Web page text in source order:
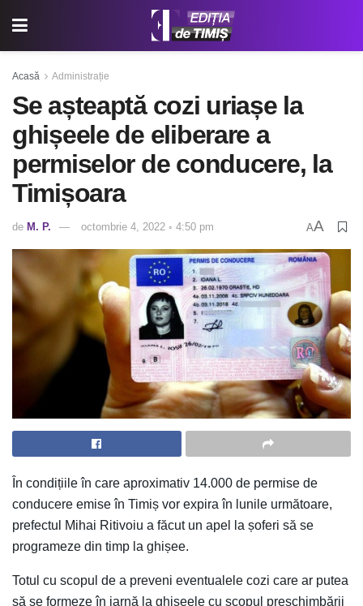
Acasă Administrație
Se așteaptă cozi uriașe la
ghișeele de eliberare a
permiselor de conducere, la
Timișoara
de M. P. octombrie 4, 2022 ◦ 4:50 pm AA
În condițiile în care aproximativ 14.000 de permise de
conducere emise în Timiș vor expira în lunile următoare,
prefectul Mihai Ritivoiu a făcut un apel la șoferi să se
programeze din timp la ghișee.
Totul cu scopul de a preveni eventualele cozi care ar putea
să se formeze în iarnă la ghișeele cu scopul preschimbării